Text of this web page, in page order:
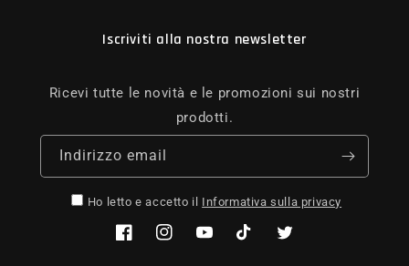
Iscriviti alla nostra newsletter
Ricevi tutte le novità e le promozioni sui nostri
prodotti.
Indirizzo email
Ho letto e accetto il Informativa sulla privacy
FacebookInstagramYouTubeTikTok Twitter